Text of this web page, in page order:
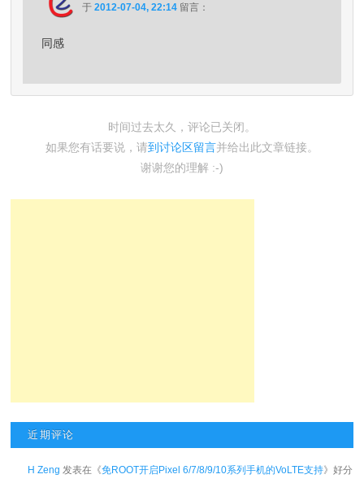
于2012-07-04, 22:14 留言：
同感
时间过去太久，评论已关闭。
如果您有话要说，请到讨论区留言并给出此文章链接。
谢谢您的理解 :-)
近期评论
H Zeng 发表在《免ROOT开启Pixel 6/7/8/9/10系列手机的VoLTE支持》好分